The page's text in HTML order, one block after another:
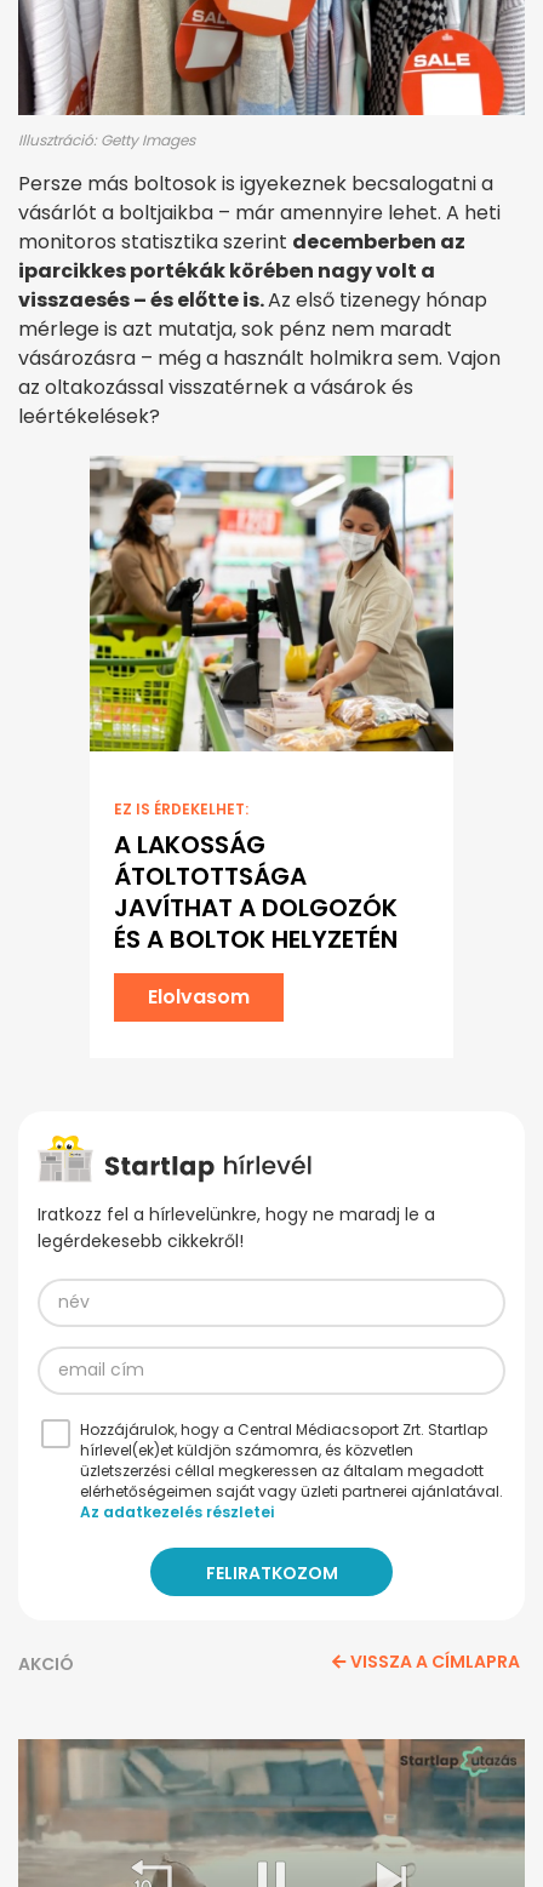
Illusztráció: Getty Images
Persze más boltosok is igyekeznek becsalogatni a
vásárlót a boltjaikba – már amennyire lehet. A heti
monitoros statisztika szerint decemberben az
iparcikkes portékák körében nagy volt a
visszaesés – és előtte is.Az első tizenegy hónap
mérlege is azt mutatja, sok pénz nem maradt
vásározásra – még a használt holmikra sem. Vajon
az oltakozással visszatérnek a vásárok és
leértékelések?
EZ IS ÉRDEKELHET:
A LAKOSSÁG
ÁTOLTOTTSÁGA
JAVÍTHAT A DOLGOZÓK
ÉS A BOLTOK HELYZETÉN
Elolvasom
Iratkozz fel a hírlevelünkre, hogy ne maradj le a
legérdekesebb cikkekről!
Hozzájárulok, hogy a Central Médiacsoport Zrt. Startlap
hírlevel(ek)et küldjön számomra, és közvetlen
üzletszerzési céllal megkeressen az általam megadott
elérhetőségeimen saját vagy üzleti partnerei ajánlatával.
Az adatkezelés részletei
AKCIÓ VISSZA A CÍMLAPRA